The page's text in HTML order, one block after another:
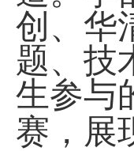
创、华
题、技
生参与
赛，展